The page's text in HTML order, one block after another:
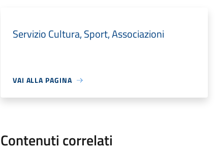
Servizio Cultura, Sport, Associazioni
VAI ALLA PAGINA
Contenuti correlati